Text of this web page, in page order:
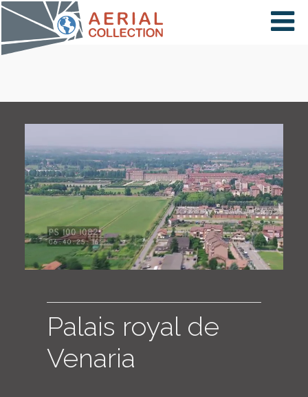
×
CARTE
COLLECTIONS
Palais royal de
Venaria